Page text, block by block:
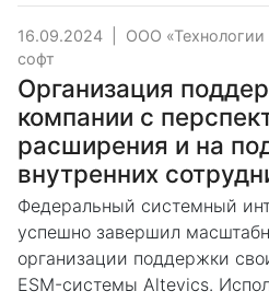
16.09.2024 ООО «Технологии
софт
Организация
компании с
расширения и на
внутренних
Федеральный системный
успешно завершил
организации поддержки
ESM-системы Altevics.